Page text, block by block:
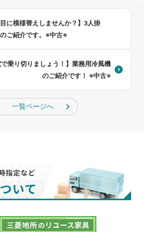
目に模様替えしませんか？】3人掛
ご紹介です。※中古※
で乗り切りましょう！】業務用冷風機
のご紹介です！ ※中古※
一覧ページへ